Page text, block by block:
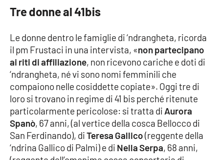
Lacitymag.it
Lacapitalenews.it
Ilreggino.it
Cosenzachannel.it
Ilvibonese.it
Catanzarochannel.it
Tre donne al 41bis
Le donne dentro le famiglie di ‘ndrangheta, ricorda
il pm Frustaci in una intervista, «non partecipano
ai riti di affiliazione, non ricevono cariche e doti di
‘ndrangheta, né vi sono nomi femminili che
compaiono nelle cosiddette copiate». Oggi tre di
loro si trovano in regime di 41 bis perché ritenute
particolarmente pericolose: si tratta di Aurora
Spanò, 67 anni, (al vertice della cosca Bellocco di
San Ferdinando), diTeresa Gallico(reggente della
‘ndrina Gallico di Palmi) e di Nella Serpa, 68 anni,